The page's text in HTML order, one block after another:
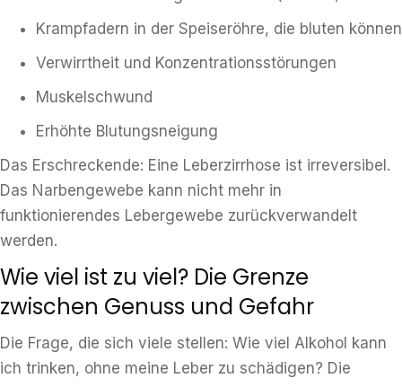
Krampfadern in der Speiseröhre, die bluten können
Verwirrtheit und Konzentrationsstörungen
Muskelschwund
Erhöhte Blutungsneigung
Das Erschreckende: Eine Leberzirrhose ist irreversibel.
Das Narbengewebe kann nicht mehr in
funktionierendes Lebergewebe zurückverwandelt
werden.
Wie viel ist zu viel? Die Grenze
zwischen Genuss und Gefahr
Die Frage, die sich viele stellen: Wie viel Alkohol kann
ich trinken, ohne meine Leber zu schädigen? Die